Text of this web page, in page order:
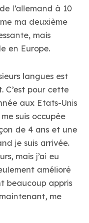
l’allemand à 10
ma deuxième
mais
en Europe.
langues est
C’est pour cette
aux Etats-Unis
suis occupée
de 4 ans et une
je suis arrivée.
mais j’ai eu
amélioré
beaucoup appris
me